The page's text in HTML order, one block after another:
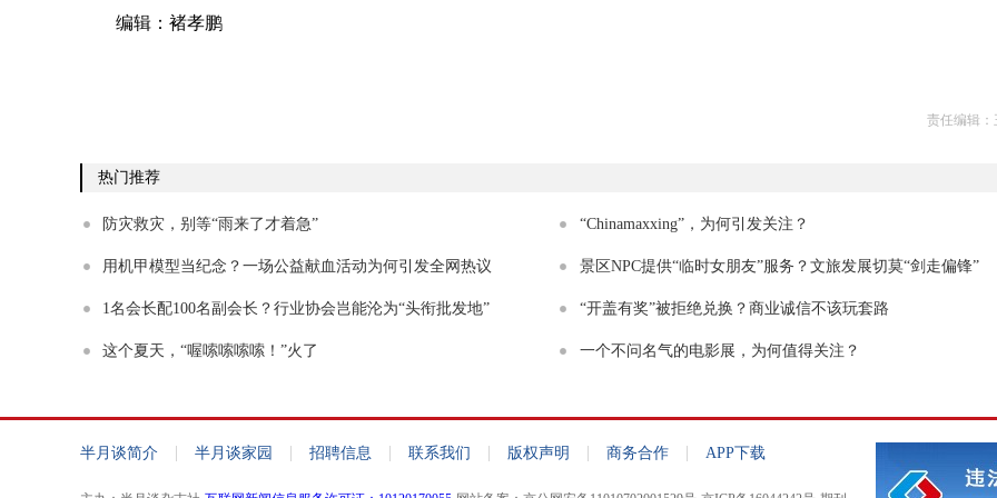
编辑：褚孝鹏
责任编辑：
热门推荐
防灾救灾，别等“雨来了才着急” “Chinamaxxing”，为何引发关注？
用机甲模型当纪念？一场公益献血活动为何引发全网热议 景区NPC提供“临时女朋友”服务？文旅发展切莫“剑走偏锋”
1名会长配100名副会长？行业协会岂能沦为“头衔批发地” “开盖有奖”被拒绝兑换？商业诚信不该玩套路
这个夏天，“喔嗦嗦嗦嗦！”火了 一个不问名气的电影展，为何值得关注？
半月谈简介 | 半月谈家园 | 招聘信息 | 联系我们 | 版权声明 | 商务合作 | APP下载